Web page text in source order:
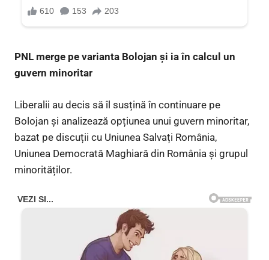
PNL merge pe varianta Bolojan și ia în calcul un
guvern minoritar
Liberalii au decis să îl susțină în continuare pe
Bolojan și analizează opțiunea unui guvern minoritar,
bazat pe discuții cu Uniunea Salvați România,
Uniunea Democrată Maghiară din România și grupul
minorităților.